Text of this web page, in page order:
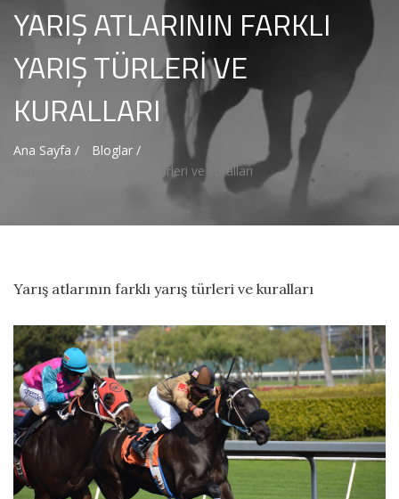
YARIŞ ATLARININ FARKLI
YARIŞ TÜRLERI VE
KURALLARI
Ana Sayfa /
Bloglar /
Yarış atlarının farklı yarış türleri ve kuralları
Yarış atlarının farklı yarış türleri ve kuralları